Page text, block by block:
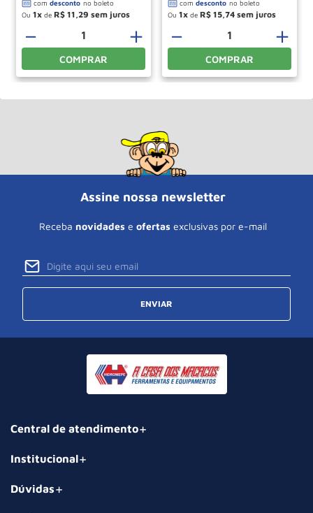
Ou 1 de R$ 11 29
＋
－
COMPRAR
Ou 1 de R$ 15 74
＋
－
COMPRAR
Assine nossa newsletter
Receba novidades e ofertas exclusivas por e-mail
ENVIAR
Central de atendimento
Institucional
Dúvidas